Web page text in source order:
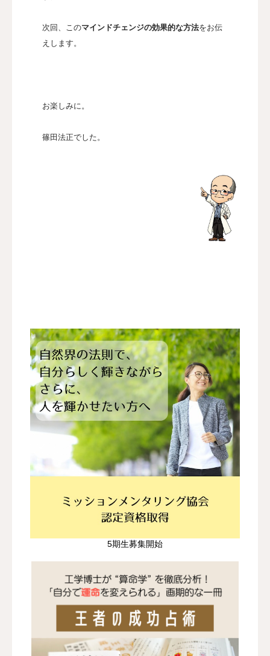
次回、このマインドチェンジの効果的な方法をお伝
えします。
お楽しみに。
篠田法正でした。
5期生募集開始